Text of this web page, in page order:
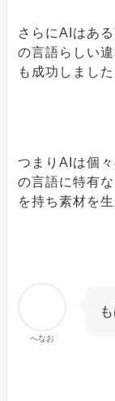
さらにAIはあ
の言語らしい
も成功しました
つまりAIは個
の言語に特有
を持ち素材を
へなお